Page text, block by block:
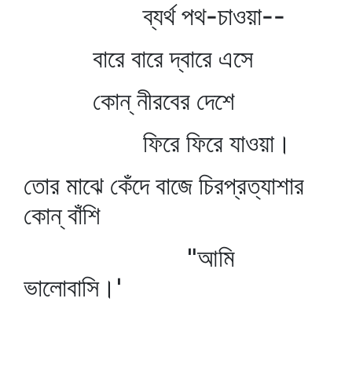
ব্যর্থ পথ-চাওয়া--
বারে বারে দ্বারে এসে
কোন্‌ নীরবের দেশে
ফিরে ফিরে যাওয়া।
তোর মাঝে কেঁদে বাজে চিরপ্রত্যাশার
কোন্‌ বাঁশি
"আমি
ভালোবাসি।'